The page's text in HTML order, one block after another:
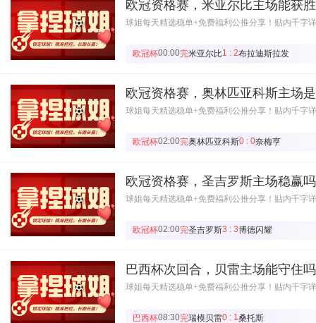
欧冠资格赛，米亚尔比主场能获
球姐每天精选稳单+免费福利公推分享！贴内千字
欧冠杯00:00完米亚尔比1 : 2布拉迪斯拉发
欧冠资格赛，奥林匹亚科斯主场
球姐每天精选稳单+免费福利公推分享！贴内千字
欧冠杯02:00完奥林匹亚科斯0 : 0奈梅亨
欧冠资格赛，圣吉罗斯主场稳赢
球姐每天精选稳单+免费福利公推分享！贴内千字
欧冠杯02:00完圣吉罗斯3 : 3博德闪耀
巴西杯次回合，贝雷主场能守住
球姐每天精选稳单+免费福利公推分享！贴内千字
巴西杯08:30完瑞模贝雷0 : 1桑托斯